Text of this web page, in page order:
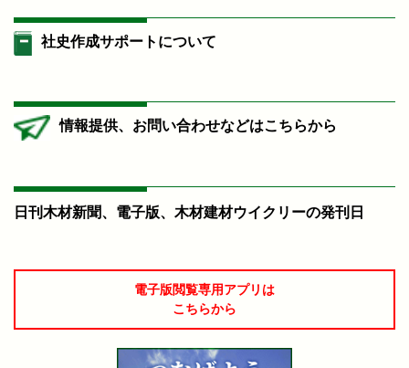
社史作成サポートについて
情報提供、お問い合わせなどはこちらから
日刊木材新聞、電子版、木材建材ウイクリーの発刊日
電子版閲覧専用アプリは
こちらから